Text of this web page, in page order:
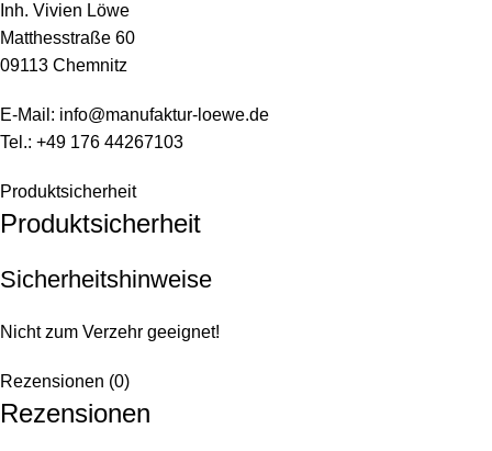
Inh. Vivien Löwe
Matthesstraße 60
09113 Chemnitz
E-Mail: info@manufaktur-loewe.de
Tel.: +49 176 44267103
Produktsicherheit
Produktsicherheit
Sicherheitshinweise
Nicht zum Verzehr geeignet!
Rezensionen (0)
Rezensionen